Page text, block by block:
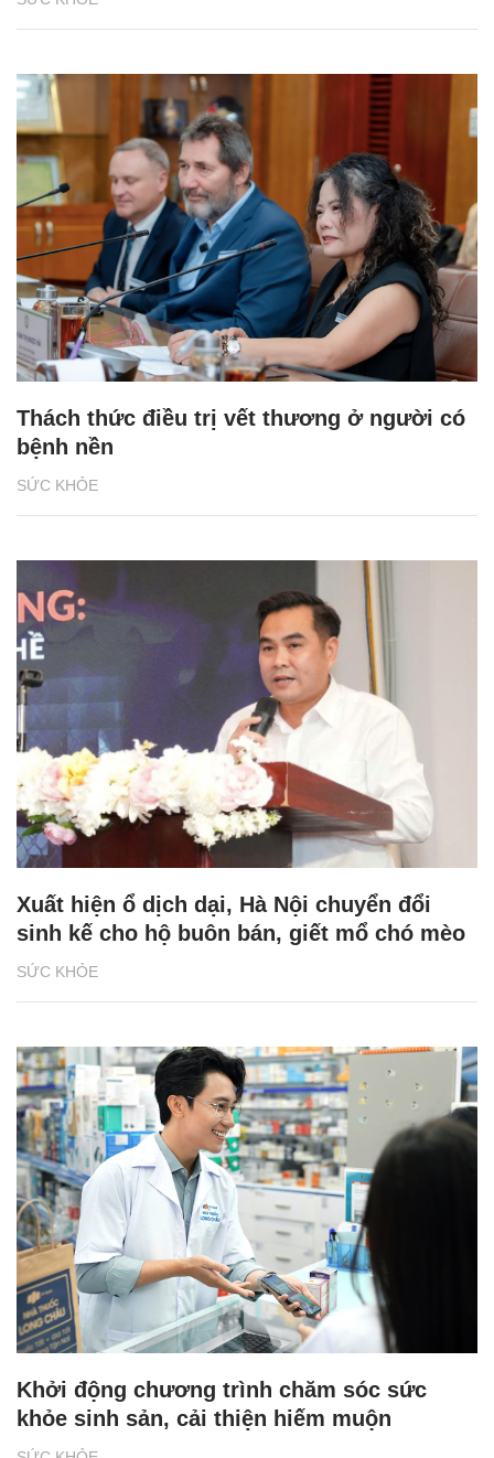
SỨC KHỎE
Thách thức điều trị vết thương ở người có
bệnh nền
SỨC KHỎE
Xuất hiện ổ dịch dại, Hà Nội chuyển đổi
sinh kế cho hộ buôn bán, giết mổ chó mèo
Khởi động chương trình chăm sóc sức
khỏe sinh sản, cải thiện hiếm muộn